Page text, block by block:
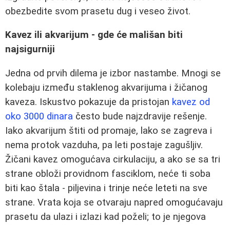
obezbedite svom prasetu dug i veseo život.
Kavez ili akvarijum - gde će mališan biti
najsigurniji
Jedna od prvih dilema je izbor nastambe. Mnogi se
kolebaju između staklenog akvarijuma i žičanog
kaveza. Iskustvo pokazuje da pristojan kavez od
oko 3000 dinara često bude najzdravije rešenje.
Iako akvarijum štiti od promaje, lako se zagreva i
nema protok vazduha, pa leti postaje zagušljiv.
Žičani kavez omogućava cirkulaciju, a ako se sa tri
strane obloži providnom fasciklom, neće ti soba
biti kao štala - piljevina i trinje neće leteti na sve
strane. Vrata koja se otvaraju napred omogućavaju
prasetu da ulazi i izlazi kad poželi; to je njegova